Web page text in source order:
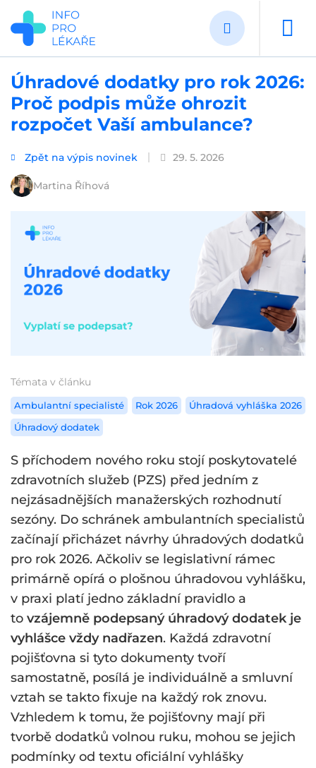
Přejít
hlavnímu
obsahu
Úhradové dodatky pro rok 2026:
Proč podpis může ohrozit
rozpočet Vaší ambulance?
Zpět na výpis novinek 29. 5. 2026
Martina Říhová
Témata v článku
Ambulantní specialisté Rok 2026
Úhradová vyhláška 2026
Úhradový dodatek
S příchodem nového roku stojí poskytovatelé
zdravotních služeb (PZS) před jedním z
nejzásadnějších manažerských rozhodnutí
sezóny. Do schránek ambulantních specialistů
začínají přicházet návrhy úhradových dodatků
pro rok 2026. Ačkoliv se legislativní rámec
primárně opírá o plošnou úhradovou vyhlášku,
v praxi platí jedno základní pravidlo a
to vzájemně podepsaný úhradový dodatek je
vyhlášce vždy nadřazen. Každá zdravotní
pojišťovna si tyto dokumenty tvoří
samostatně, posílá je individuálně a smluvní
vztah se takto fixuje na každý rok znovu.
Vzhledem k tomu, že pojišťovny mají při
tvorbě dodatků volnou ruku, mohou se jejich
podmínky od textu oficiální vyhlášky